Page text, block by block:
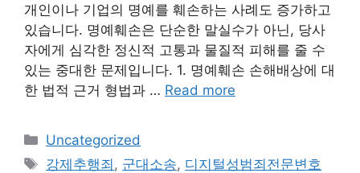
개인이나 기업의 명예를 훼손하는 사례도 증가하고
있습니다. 명예훼손은 단순한 말실수가 아닌, 당사
자에게 심각한 정신적 고통과 물질적 피해를 줄 수
있는 중대한 문제입니다. 1. 명예훼손 손해배상에 대
한 법적 근거 형법과 … Read more
Categories
Uncategorized
Tags
강제추행죄 , 군대소송, 디지털성범죄전문변호